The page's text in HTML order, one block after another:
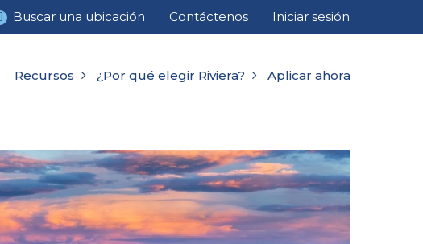
Buscar una ubicación Contáctenos Iniciar sesión
Recursos ¿Por qué elegir Riviera? Aplicar ahora